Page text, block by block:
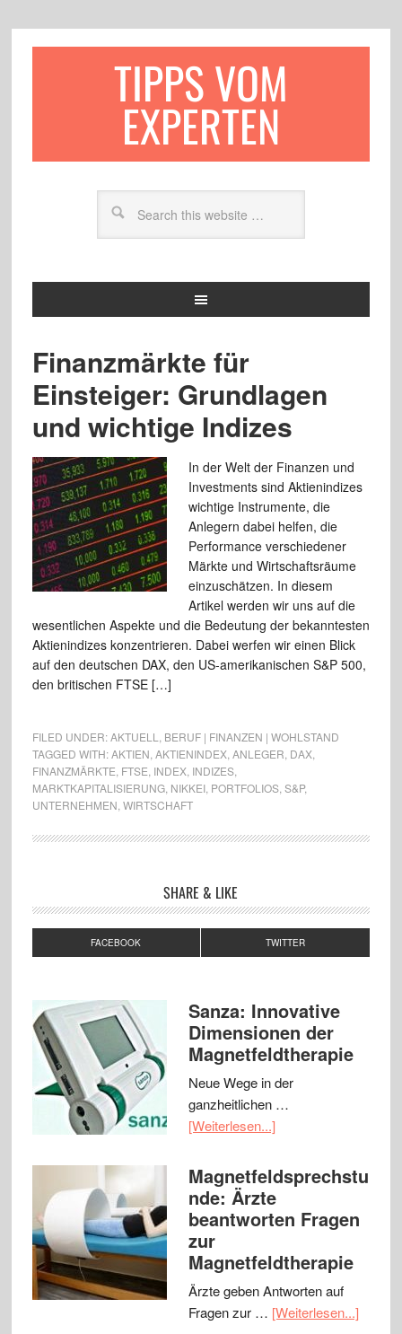
TIPPS VOM
EXPERTEN
Finanzmärkte für
Einsteiger: Grundlagen
und wichtige Indizes
In der Welt der Finanzen und
Investments sind Aktienindizes
wichtige Instrumente, die
Anlegern dabei helfen, die
Performance verschiedener
Märkte und Wirtschaftsräume
einzuschätzen. In diesem
Artikel werden wir uns auf die
wesentlichen Aspekte und die Bedeutung der bekanntesten
Aktienindizes konzentrieren. Dabei werfen wir einen Blick
auf den deutschen DAX, den US-amerikanischen S&P 500,
den britischen FTSE […]
FILED UNDER:AKTUELL
BERUF | FINANZEN | WOHLSTAND
TAGGED WITH:AKTIEN AKTIENINDEX, ANLEGER DAX,
FINANZMÄRKTE FTSE INDEX, INDIZES,
MARKTKAPITALISIERUNG, NIKKEI, PORTFOLIOS, S&P,
UNTERNEHMEN WIRTSCHAFT
SHARE & LIKE
FACEBOOK TWITTER
Sanza: Innovative
Dimensionen der
Magnetfeldtherapie
Neue Wege in der
ganzheitlichen …
[Weiterlesen...]
Magnetfeldsprechstu
nde: Ärzte
beantworten Fragen
zur
Magnetfeldtherapie
Ärzte geben Antworten auf
Fragen zur … [Weiterlesen...]